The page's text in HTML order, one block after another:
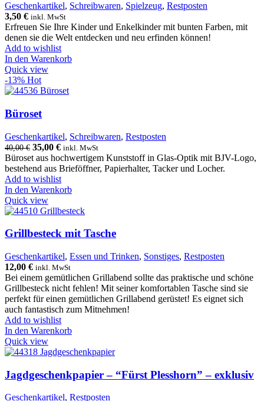
Geschenkartikel, Schreibwaren, Spielzeug, Restposten
3,50 € inkl. MwSt
Erfreuen Sie Ihre Kinder und Enkelkinder mit bunten Farben, mit
denen sie die Welt entdecken und neu erfinden können!
Add to wishlist
In den Warenkorb
Quick view
-13% Hot
Büroset
Geschenkartikel, Schreibwaren, Restposten
40,00€ 35,00 € inkl. MwSt
Büroset aus hochwertigem Kunststoff in Glas-Optik mit BJV-Logo,
bestehend aus Brieföffner, Papierhalter, Tacker und Locher.
Add to wishlist
In den Warenkorb
Quick view
Grillbesteck mit Tasche
Geschenkartikel, Essen und Trinken, Sonstiges, Restposten
12,00 € inkl. MwSt
Bei einem gemütlichen Grillabend sollte das praktische und schöne
Grillbesteck nicht fehlen! Mit seiner komfortablen Tasche sind sie
perfekt für einen gemütlichen Grillabend gerüstet! Es eignet sich
auch fantastisch zum Mitnehmen!
Add to wishlist
In den Warenkorb
Quick view
Jagdgeschenkpapier – “Fürst Plesshorn” – exklusiv
Geschenkartikel, Restposten